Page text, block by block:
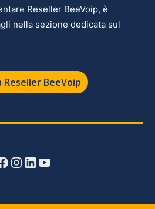
Reseller BeeVoip, è
nella sezione dedicata sul
Reseller BeeVoip
Instagram
LinkedIn
YouTube